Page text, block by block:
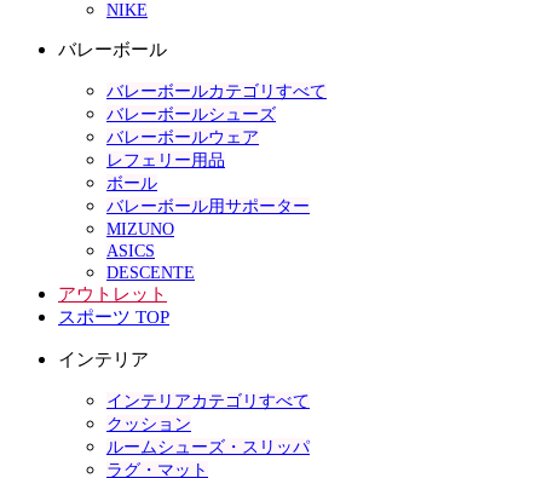
NIKE
バレーボール
バレーボールカテゴリすべて
バレーボールシューズ
バレーボールウェア
レフェリー用品
ボール
バレーボール用サポーター
MIZUNO
ASICS
DESCENTE
アウトレット
スポーツ TOP
インテリア
インテリアカテゴリすべて
クッション
ルームシューズ・スリッパ
ラグ・マット